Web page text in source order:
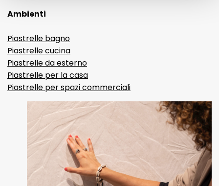
Ambienti
Piastrelle bagno
Piastrelle cucina
Piastrelle da esterno
Piastrelle per la casa
Piastrelle per spazi commerciali